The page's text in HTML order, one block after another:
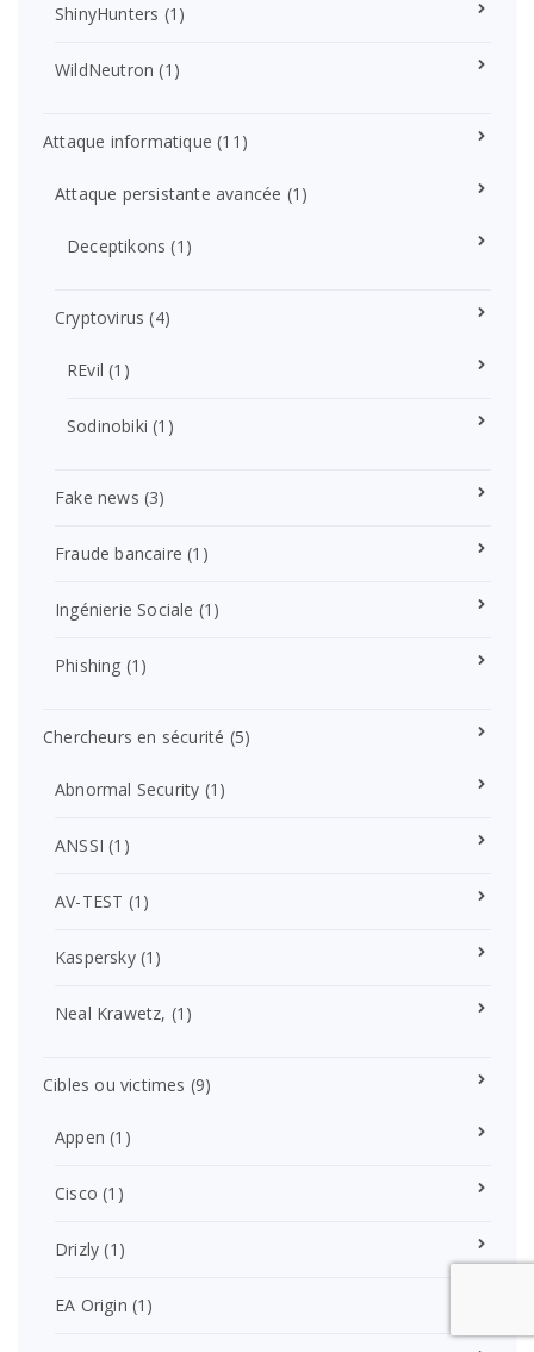
ShinyHunters (1)
WildNeutron (1)
Attaque informatique (11)
Attaque persistante avancée (1)
Deceptikons (1)
Cryptovirus (4)
REvil (1)
Sodinobiki (1)
Fake news (3)
Fraude bancaire (1)
Ingénierie Sociale (1)
Phishing (1)
Chercheurs en sécurité (5)
Abnormal Security (1)
ANSSI (1)
AV-TEST (1)
Kaspersky(1)
Neal Krawetz, (1)
Cibles ou victimes (9)
Appen (1)
Cisco (1)
Drizly (1)
EA Origin (1)